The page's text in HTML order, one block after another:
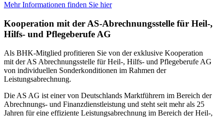
Mehr Informationen finden Sie hier
Kooperation mit der AS-Abrechnungsstelle für Heil-,
Hilfs- und Pflegeberufe AG
Als BHK-Mitglied profitieren Sie von der exklusive Kooperation
mit der AS Abrechnungsstelle für Heil-, Hilfs- und Pflegeberufe AG
von individuellen Sonderkonditionen im Rahmen der
Leistungsabrechnung.
Die AS AG ist einer von Deutschlands Marktführern im Bereich der
Abrechnungs- und Finanzdienstleistung und steht seit mehr als 25
Jahren für eine effiziente Leistungsabrechnung im Bereich der Heil-,